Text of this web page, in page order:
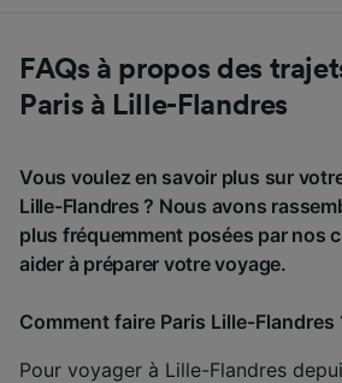
FAQs à propos des
Paris à Lille-Flandres
Vous voulez en savoir plus sur
Lille-Flandres ? Nous avons
plus fréquemment posées par nos
aider à préparer votre voyage.
Comment faire Paris Lille-Flandres
Pour voyager à Lille-Flandres